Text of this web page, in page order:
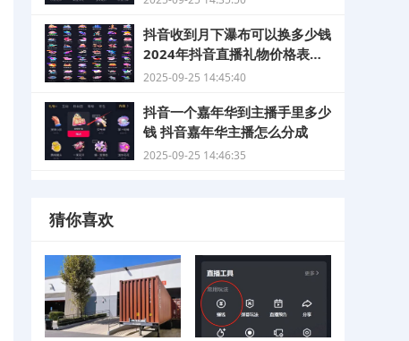
抖音收到月下瀑布可以换多少钱
2024年抖音直播礼物价格表大
全
2025-09-25 14:45:40
抖音一个嘉年华到主播手里多少
钱 抖音嘉年华主播怎么分成
2025-09-25 14:46:35
猜你喜欢